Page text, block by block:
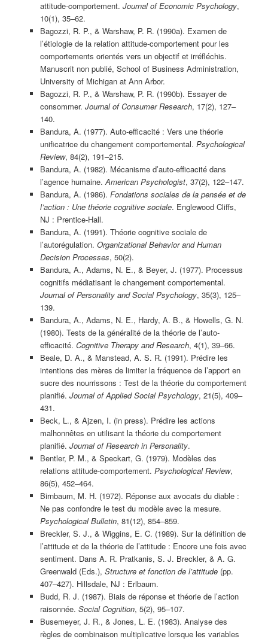
attitude-comportement. Journal of Economic Psychology,
10(1), 35–62.
Bagozzi, R. P., & Warshaw, P. R. (1990a). Examen de
l’étiologie de la relation attitude-comportement pour les
comportements orientés vers un objectif et irréfléchis.
Manuscrit non publié, School of Business Administration,
University of Michigan at Ann Arbor.
Bagozzi, R. P., & Warshaw, P. R. (1990b). Essayer de
consommer. Journal of Consumer Research, 17(2), 127–
140.
Bandura, A. (1977). Auto-efficacité : Vers une théorie
unificatrice du changement comportemental. Psychological
Review, 84(2), 191–215.
Bandura, A. (1982). Mécanisme d’auto-efficacité dans
l’agence humaine. American Psychologist, 37(2), 122–147.
Bandura, A. (1986). Fondations sociales de la pensée et de
l’action : Une théorie cognitive sociale. Englewood Cliffs,
NJ : Prentice-Hall.
Bandura, A. (1991). Théorie cognitive sociale de
l’autorégulation. Organizational Behavior and Human
Decision Processes, 50(2).
Bandura, A., Adams, N. E., & Beyer, J. (1977). Processus
cognitifs médiatisant le changement comportemental.
Journal of Personality and Social Psychology, 35(3), 125–
139.
Bandura, A., Adams, N. E., Hardy, A. B., & Howells, G. N.
(1980). Tests de la généralité de la théorie de l’auto-
efficacité. Cognitive Therapy and Research, 4(1), 39–66.
Beale, D. A., & Manstead, A. S. R. (1991). Prédire les
intentions des mères de limiter la fréquence de l’apport en
sucre des nourrissons : Test de la théorie du comportement
planifié. Journal of Applied Social Psychology, 21(5), 409–
431.
Beck, L., & Ajzen, I. (in press). Prédire les actions
malhonnêtes en utilisant la théorie du comportement
planifié. Journal of Research in Personality.
Bentler, P. M., & Speckart, G. (1979). Modèles des
relations attitude-comportement. Psychological Review,
86(5), 452–464.
Birnbaum, M. H. (1972). Réponse aux avocats du diable :
Ne pas confondre le test du modèle avec la mesure.
Psychological Bulletin, 81(12), 854–859.
Breckler, S. J., & Wiggins, E. C. (1989). Sur la définition de
l’attitude et de la théorie de l’attitude : Encore une fois avec
sentiment. Dans A. R. Pratkanis, S. J. Breckler, & A. G.
Greenwald (Eds.), Structure et fonction de l’attitude(pp.
407–427). Hillsdale, NJ : Erlbaum.
Budd, R. J. (1987). Biais de réponse et théorie de l’action
raisonnée. Social Cognition, 5(2), 95–107.
Busemeyer, J. R., & Jones, L. E. (1983). Analyse des
règles de combinaison multiplicative lorsque les variables